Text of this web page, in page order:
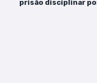
prisão disciplinar